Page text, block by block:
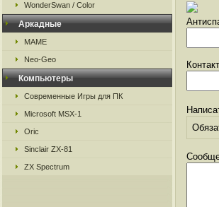
WonderSwan / Color
Аркадные
MAME
Neo-Geo
Компьютеры
Современные Игры для ПК
Microsoft MSX-1
Oric
Sinclair ZX-81
ZX Spectrum